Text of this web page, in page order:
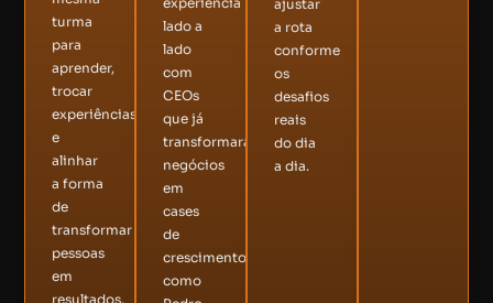
turma
para
aprender,
trocar
experiências
e
alinhar
a forma
de
transformar
pessoas
em
resultados.
lado a
lado
com
CEOs
que já
transformaram
negócios
em
cases
de
crescimento,
como
ajustar
a rota
conforme
os
desafios
reais
do dia
a dia.